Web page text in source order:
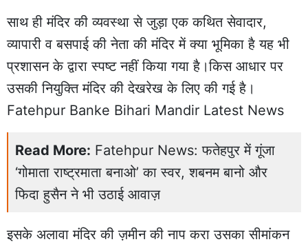
साथ ही मंदिर की व्यवस्था से जुड़ा एक कथित सेवादार,
व्यापारी व बसपाई की नेता की मंदिर में क्या भूमिका है यह भी
प्रशासन के द्वारा स्पष्ट नहीं किया गया है।किस आधार पर
उसकी नियुक्ति मंदिर की देखरेख के लिए की गई है।
Fatehpur Banke Bihari Mandir Latest News
Read More: Fatehpur News: फतेहपुर में गूंजा
‘गोमाता राष्ट्रमाता बनाओ’ का स्वर, शबनम बानो और
फिदा हुसैन ने भी उठाई आवाज़
इसके अलावा मंदिर की ज़मीन की नाप करा उसका सीमांकन